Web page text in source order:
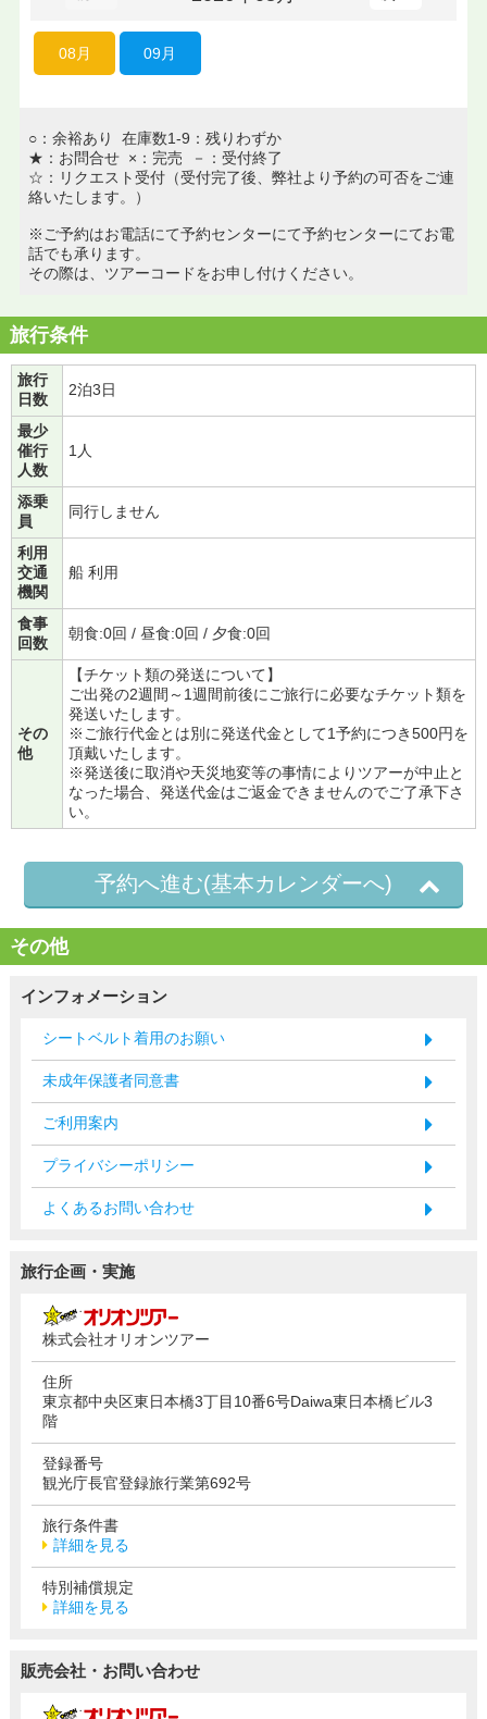
08月 09月
○：余裕あり 在庫数1-9：残りわずか
★：お問合せ ×：完売 －：受付終了
☆：リクエスト受付（受付完了後、弊社より予約の可否をご連
絡いたします。）
※ご予約はお電話にて予約センターにて予約センターにてお電
話でも承ります。
その際は、ツアーコードをお申し付けください。
旅行条件
旅行
日数
2泊3日
最少
催行
人数
1人
添乗
員
同行しません
利用
交通
機関
船 利用
食事
回数
朝食:0回 / 昼食:0回 / 夕食:0回
その
他
【チケット類の発送について】
ご出発の2週間～1週間前後にご旅行に必要なチケット類を
発送いたします。
※ご旅行代金とは別に発送代金として1予約につき500円を
頂戴いたします。
※発送後に取消や天災地変等の事情によりツアーが中止と
なった場合、発送代金はご返金できませんのでご了承下さ
い。
予約へ進む(基本カレンダーへ)
その他
インフォメーション
シートベルト着用のお願い
未成年保護者同意書
ご利用案内
プライバシーポリシー
よくあるお問い合わせ
旅行企画・実施
株式会社オリオンツアー
住所
東京都中央区東日本橋3丁目10番6号Daiwa東日本橋ビル3
階
登録番号
観光庁長官登録旅行業第692号
旅行条件書
詳細を見る
特別補償規定
詳細を見る
販売会社・お問い合わせ